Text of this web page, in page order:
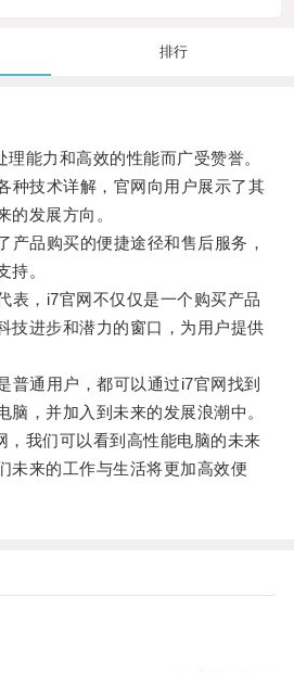
排行
能力和高效的性能而广受赞誉。
技术详解，官网向用户展示了其
的发展方向。
品购买的便捷途径和售后服务，
持。
，i7官网不仅仅是一个购买产品
技进步和潜力的窗口，为用户提供
通用户，都可以通过i7官网找到
脑，并加入到未来的发展浪潮中。
我们可以看到高性能电脑的未来
未来的工作与生活将更加高效便